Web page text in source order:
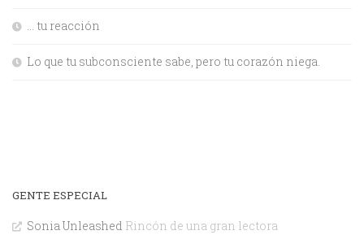
… tu reacción
Lo que tu subconsciente sabe, pero tu corazón niega.
GENTE ESPECIAL
Sonia Unleashed Rincón de una gran lectora